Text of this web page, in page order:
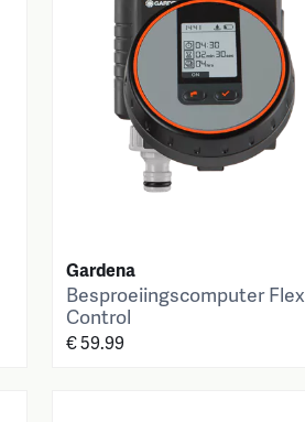
Gardena
Besproeiingscomputer Flex
Control
€ 59.99